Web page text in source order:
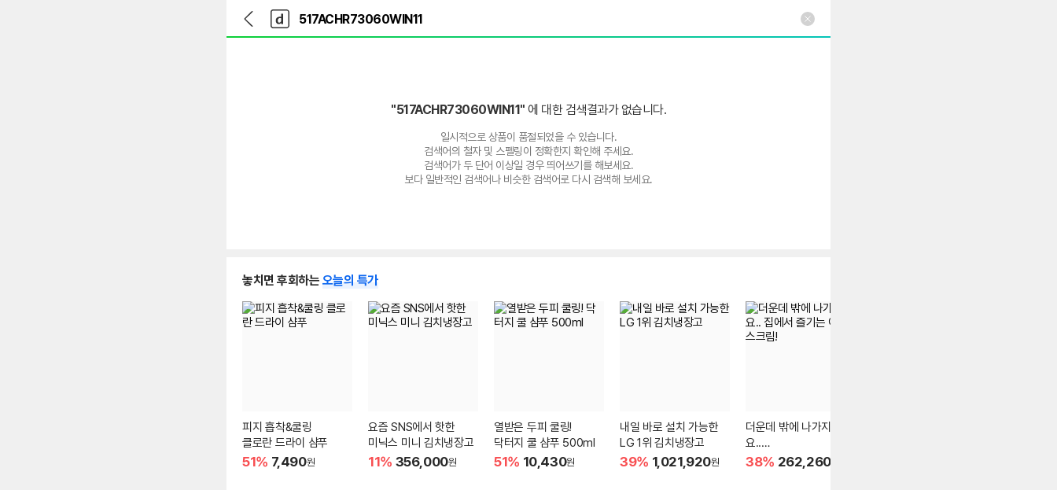
다
나
와
가
다
와
"517ACHR73060WIN11" 에 대한 검색결과가 없습니다.
일시적으로 상품이 품절되었을 수 있습니다.
검색어의 철자 및 스펠링이 정확한지 확인해 주세요.
검색어가 두 단어 이상일 경우 띄어쓰기를 해보세요.
보다 일반적인 검색어나 비슷한 검색어로 다시 검색해 보세요.
놓치면 후회하는 오늘의 특가
피지 흡착&쿨링
클로란 드라이 샴푸
51% 7,490원
요즘 SNS에서 핫한
미닉스 미니 김치냉장고
11% 356,000원
열받은 두피 쿨링!
닥터지 쿨 샴푸 500ml
51% 10,430원
내일 바로 설치 가능한
LG 1위 김치냉장고
39% 1,021,920원
더운데 밖에 나가지마
요..
집에서 즐기는 아이스크
38% 262,260